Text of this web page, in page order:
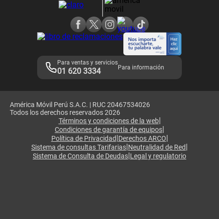
Adquirientes iPhone 6, 6S y SE
Mensaje de Seguridad
Términos y Condiciones de Tienda Claro
Libro de Reclamaciones
Para ventas y servicios
01 620 3334 Para información
América Móvil Perú S.A.C. | RUC 20467534026
Todos los derechos reservados 2026
Términos y condiciones de la web|
Condiciones de garantía de equipos|
Política de Privacidad|Derechos ARCO|
Sistema de consultas Tarifarias|Neutralidad de Red|
Sistema de Consulta de Deudas|Legal y regulatorio